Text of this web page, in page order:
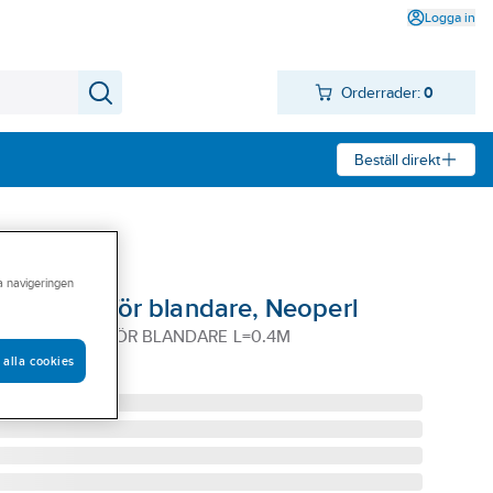
Logga in
Orderrader: 0
Beställ direkt
Softpex för blandare, Neoperl
DN8 FÖR BLANDARE L=0.4M
navigeringen
alla cookies